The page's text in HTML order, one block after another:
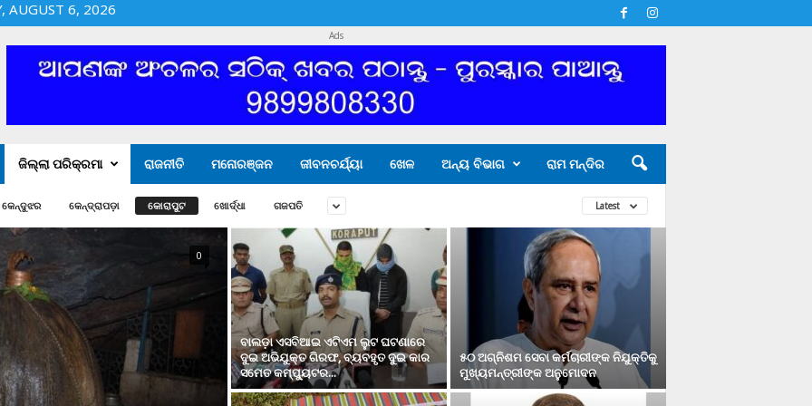
AUGUST 6, 2026
Ads
ଜିଲ୍ଲା ପରିକ୍ରମା ରାଜନୀତି ମନୋରଞ୍ଜନ ଜୀବନଚର୍ଯ୍ୟା ଖେଳ ଅନ୍ୟ ବିଭାଗ ରାମ ମନ୍ଦିର
କେନ୍ଦୁଝର କେନ୍ଦ୍ରାପଡ଼ା କୋରାପୁଟ ଖୋର୍ଦ୍ଧା ଗଜପତି Latest
0
ବାଲଡ଼ା ଏସବିଆଇ ଏଟିଏମ ଲୁଟ ଘଟଣାରେ
ଦୁଇ ଅଭିଯୁକ୍ତ ଗିରଫ, ବ୍ୟବହୃତ ଦୁଇ କାର
ସମେତ କମ୍ପ୍ୟୁଟର...
୫୦ ଅଗ୍ନିଶମ ସେବା କର୍ମଚାରୀଙ୍କ ନିଯୁକ୍ତିକୁ
ମୁଖ୍ୟମନ୍ତ୍ରୀଙ୍କ ଅନୁମୋଦନ